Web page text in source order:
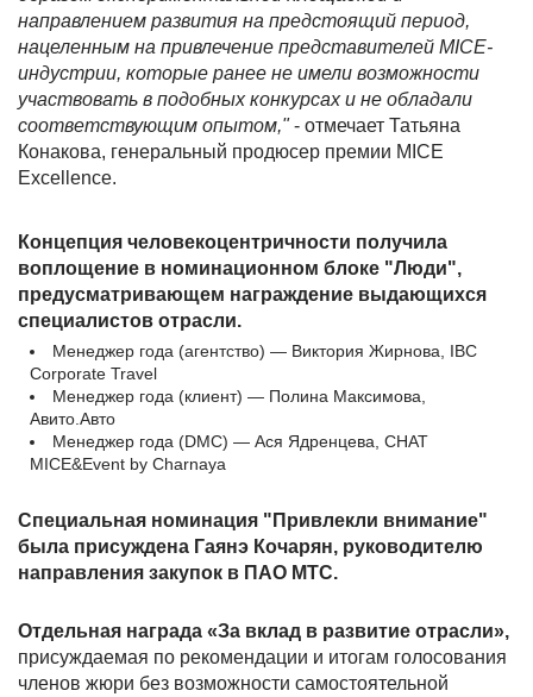
направлением развития на предстоящий период,
нацеленным на привлечение представителей MICE-
индустрии, которые ранее не имели возможности
участвовать в подобных конкурсах и не обладали
соответствующим опытом,"- отмечает Татьяна
Конакова, генеральный продюсер премии MICE
Excellence.
Концепция человекоцентричности получила
воплощение в номинационном блоке "Люди",
предусматривающем награждение выдающихся
специалистов отрасли.
Менеджер года (агентство) — Виктория Жирнова, IBC
Corporate Travel
Менеджер года (клиент) — Полина Максимова,
Авито.Авто
Менеджер года (DMC) — Ася Ядренцева, CHAT
MICE&Event by Charnaya
Специальная номинация "Привлекли внимание"
была присуждена Гаянэ Кочарян, руководителю
направления закупок в ПАО МТС.
Отдельная награда «За вклад в развитие отрасли»,
присуждаемая по рекомендации и итогам голосования
членов жюри без возможности самостоятельной